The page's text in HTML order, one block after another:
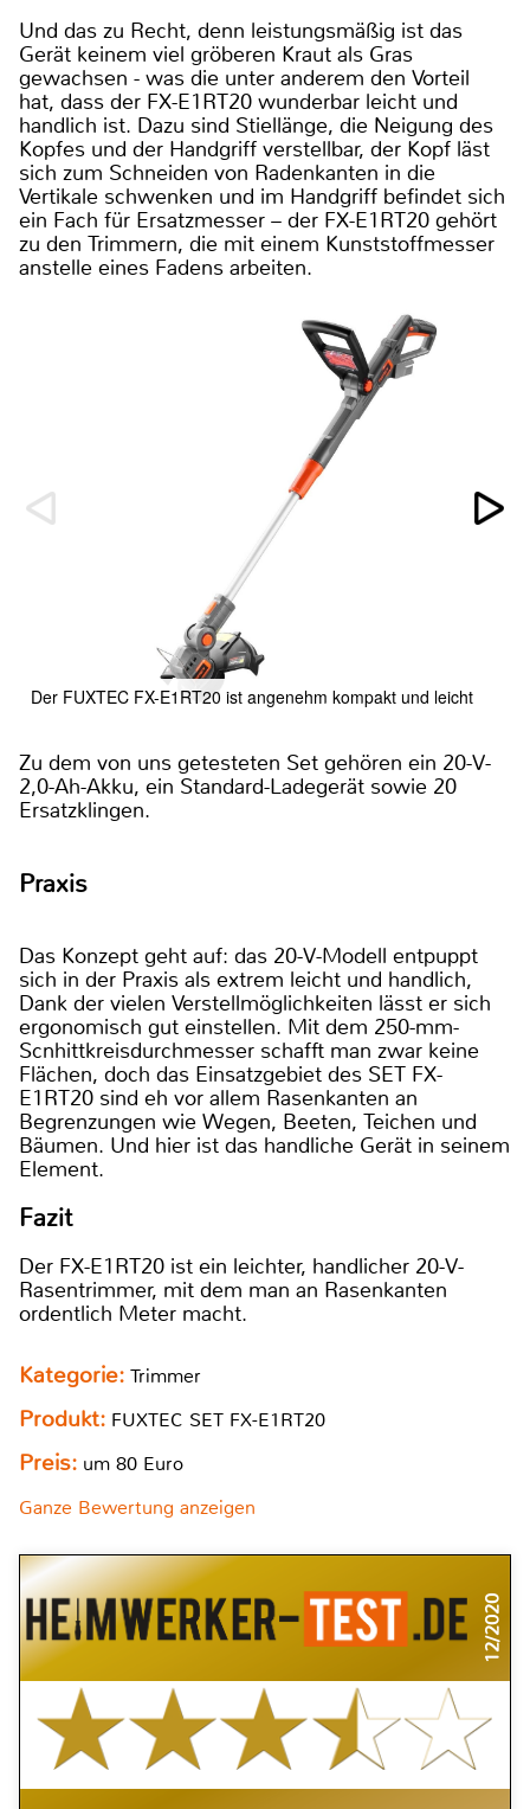
Und das zu Recht, denn leistungsmäßig ist das
Gerät keinem viel gröberen Kraut als Gras
gewachsen - was die unter anderem den Vorteil
hat, dass der FX-E1RT20 wunderbar leicht und
handlich ist. Dazu sind Stiellänge, die Neigung des
Kopfes und der Handgriff verstellbar, der Kopf läst
sich zum Schneiden von Radenkanten in die
Vertikale schwenken und im Handgriff befindet sich
ein Fach für Ersatzmesser – der FX-E1RT20 gehört
zu den Trimmern, die mit einem Kunststoffmesser
anstelle eines Fadens arbeiten.
Der FUXTEC FX-E1RT20 ist angenehm kompakt und leicht
Zu dem von uns getesteten Set gehören ein 20-V-
2,0-Ah-Akku, ein Standard-Ladegerät sowie 20
Ersatzklingen.
Praxis
Das Konzept geht auf: das 20-V-Modell entpuppt
sich in der Praxis als extrem leicht und handlich,
Dank der vielen Verstellmöglichkeiten lässt er sich
ergonomisch gut einstellen. Mit dem 250-mm-
Scnhittkreisdurchmesser schafft man zwar keine
Flächen, doch das Einsatzgebiet des SET FX-
E1RT20 sind eh vor allem Rasenkanten an
Begrenzungen wie Wegen, Beeten, Teichen und
Bäumen. Und hier ist das handliche Gerät in seinem
Element.
Fazit
Der FX-E1RT20 ist ein leichter, handlicher 20-V-
Rasentrimmer, mit dem man an Rasenkanten
ordentlich Meter macht.
Kategorie: Trimmer
Produkt: FUXTEC SET FX-E1RT20
Preis: um 80 Euro
Ganze Bewertung anzeigen
12/2020